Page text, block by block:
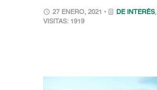
27 ENERO, 2021 • DE INTERÉS,
VISITAS: 1919